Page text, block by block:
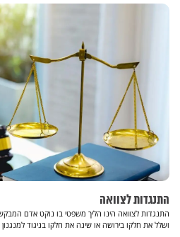
התנגדות לצוואה
התנגדות לצוואה הינו הליך משפטי בו נוקט אדם
ושלל את חלקו בירושה או שינה את חלקו בניגוד